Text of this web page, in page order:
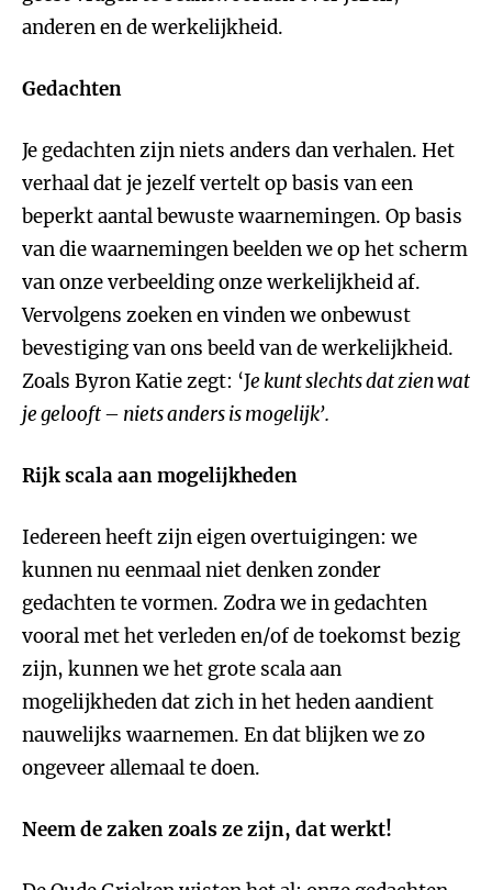
anderen en de werkelijkheid.
Gedachten
Je gedachten zijn niets anders dan verhalen. Het
verhaal dat je jezelf vertelt op basis van een
beperkt aantal bewuste waarnemingen. Op basis
van die waarnemingen beelden we op het scherm
van onze verbeelding onze werkelijkheid af.
Vervolgens zoeken en vinden we onbewust
bevestiging van ons beeld van de werkelijkheid.
Zoals Byron Katie zegt: ‘Je kunt slechts dat zien wat
je gelooft – niets anders is mogelijk’.
Rijk scala aan mogelijkheden
Iedereen heeft zijn eigen overtuigingen: we
kunnen nu eenmaal niet denken zonder
gedachten te vormen. Zodra we in gedachten
vooral met het verleden en/of de toekomst bezig
zijn, kunnen we het grote scala aan
mogelijkheden dat zich in het heden aandient
nauwelijks waarnemen. En dat blijken we zo
ongeveer allemaal te doen.
Neem de zaken zoals ze zijn, dat werkt!